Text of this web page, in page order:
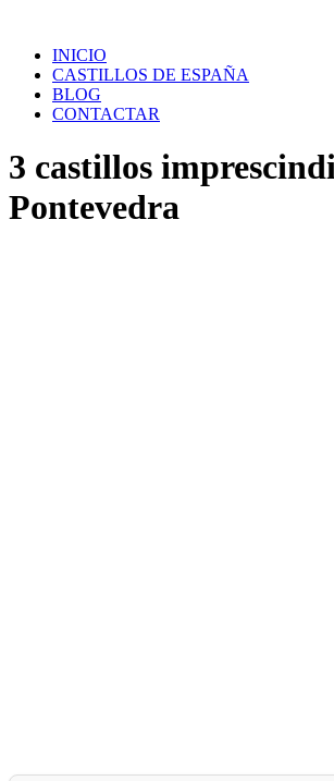
contenidoINICIO
CASTILLOS DE ESPAÑA
BLOG
CONTACTAR
3 castillos
Pontevedra